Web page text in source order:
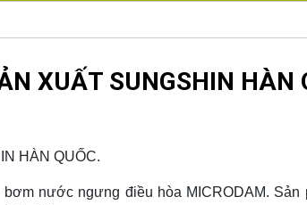
XUẤT SUNGSHIN HÀN
HÀN QUỐC.
nước ngưng điều hòa MICRODAM. Sản